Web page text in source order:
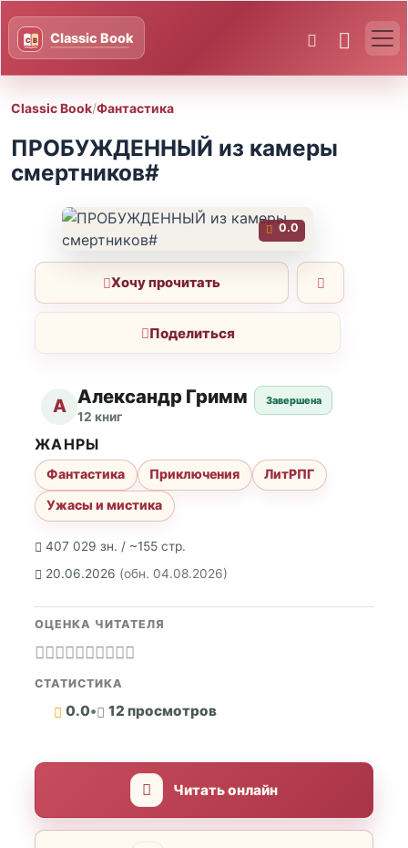
Classic Book/Фантастика
ПРОБУЖДЕННЫЙ из камеры
смертников#
0.0
Хочу прочитать
Поделиться
А Александр Гримм
12 книг
Завершена
407 029 зн. / ~155 стр.
20.06.2026 (обн. 04.08.2026)
ЖАНРЫ
Фантастика Приключения
ЛитРПГ
Ужасы и мистика
ОЦЕНКА ЧИТАТЕЛЯ
СТАТИСТИКА
0.0• 12 просмотров
Читать онлайн